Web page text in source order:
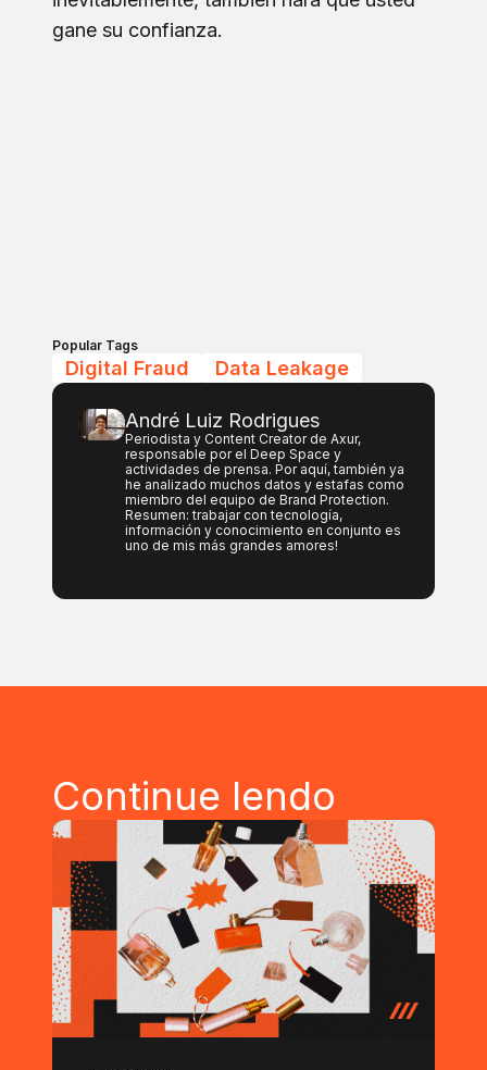
gane su confianza.
Popular Tags
Digital Fraud Data Leakage
André Luiz Rodrigues
Periodista y Content Creator de Axur,
responsable por el Deep Space y
actividades de prensa. Por aquí, también ya
he analizado muchos datos y estafas como
miembro del equipo de Brand Protection.
Resumen: trabajar con tecnología,
información y conocimiento en conjunto es
uno de mis más grandes amores!
Continue lendo